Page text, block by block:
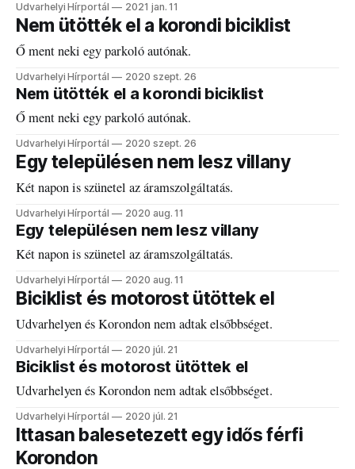
Udvarhelyi Hírportál 2021 jan. 11
Nem ütötték el a korondi biciklist
Ő ment neki egy parkoló autónak.
Udvarhelyi Hírportál 2020 szept. 26
Nem ütötték el a korondi biciklist
Ő ment neki egy parkoló autónak.
Udvarhelyi Hírportál 2020 szept. 26
Egy településen nem lesz villany
Két napon is szünetel az áramszolgáltatás.
Udvarhelyi Hírportál 2020 aug. 11
Egy településen nem lesz villany
Két napon is szünetel az áramszolgáltatás.
Udvarhelyi Hírportál 2020 aug. 11
Biciklist és motorost ütöttek el
Udvarhelyen és Korondon nem adtak elsőbbséget.
Udvarhelyi Hírportál 2020 júl. 21
Biciklist és motorost ütöttek el
Udvarhelyen és Korondon nem adtak elsőbbséget.
Udvarhelyi Hírportál 2020 júl. 21
Ittasan balesetezett egy idős férfi
Korondon